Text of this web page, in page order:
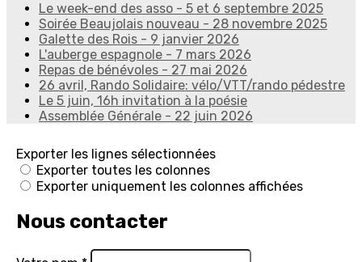
Le week-end des asso - 5 et 6 septembre 2025
Soirée Beaujolais nouveau - 28 novembre 2025
Galette des Rois - 9 janvier 2026
L'auberge espagnole - 7 mars 2026
Repas de bénévoles - 27 mai 2026
26 avril, Rando Solidaire: vélo/VTT/rando pédestre
Le 5 juin, 16h invitation à la poésie
Assemblée Générale - 22 juin 2026